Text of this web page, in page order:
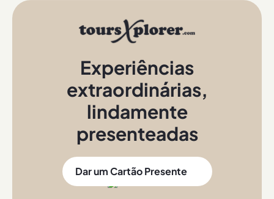
Experiências
extraordinárias,
lindamente
presenteadas
Dar um Cartão Presente